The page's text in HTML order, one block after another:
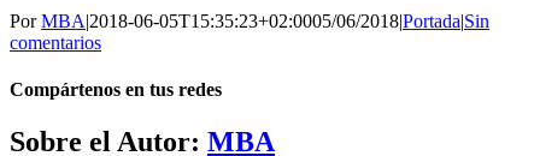
PorMBA|2018-06-05T15:35:23+02:0005/06/2018|Portada|Sin
comentarios
Compártenos en tus redes
Facebook
Twitter
WhatsApp
Telegram
Correo
Sobre el Autor: MBA